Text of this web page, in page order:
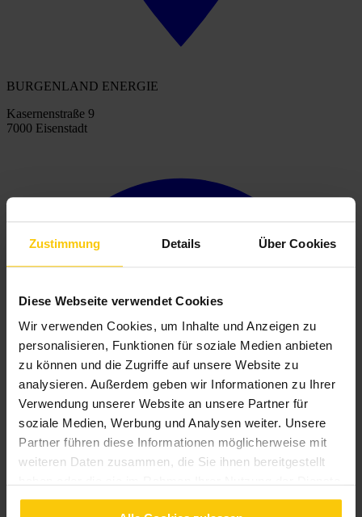
Zustimmung Details Über Cookies
Diese Webseite verwendet Cookies
Wir verwenden Cookies, um Inhalte und Anzeigen zu
personalisieren, Funktionen für soziale Medien anbieten
zu können und die Zugriffe auf unsere Website zu
analysieren. Außerdem geben wir Informationen zu Ihrer
Verwendung unserer Website an unsere Partner für
soziale Medien, Werbung und Analysen weiter. Unsere
Partner führen diese Informationen möglicherweise mit
weiteren Daten zusammen, die Sie ihnen bereitgestellt
gesammelt haben.
BURGENLAND ENERGIE
Kasernenstraße 9
7000 Eisenstadt